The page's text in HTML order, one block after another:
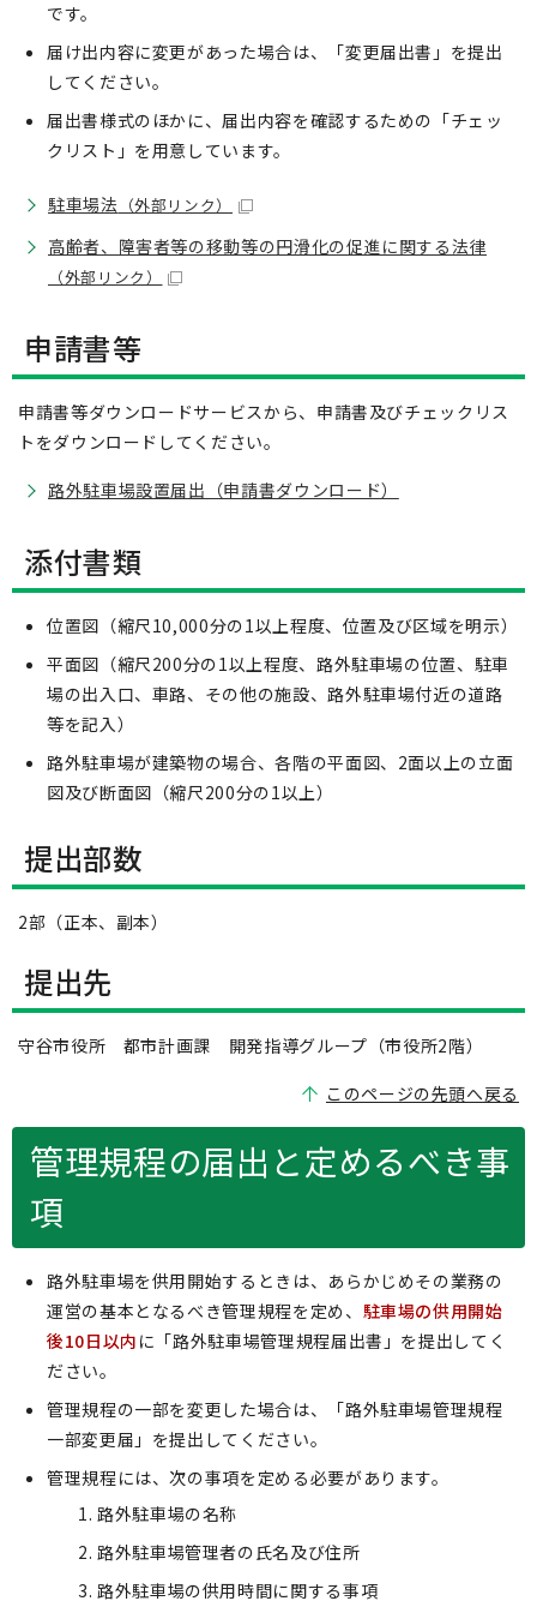
です。
届け出内容に変更があった場合は、「変更届出書」を提出
してください。
届出書様式のほかに、届出内容を確認するための「チェッ
クリスト」を用意しています。
駐車場法 （外部リンク）
高齢者、障害者等の移動等の円滑化の促進に関する法律
（外部リンク）
申請書等
申請書等ダウンロードサービスから、申請書及びチェックリス
トをダウンロードしてください。
路外駐車場設置届出（申請書ダウンロード）
添付書類
位置図（縮尺10,000分の1以上程度、位置及び区域を明示）
平面図（縮尺200分の1以上程度、路外駐車場の位置、駐車
場の出入口、車路、その他の施設、路外駐車場付近の道路
等を記入）
路外駐車場が建築物の場合、各階の平面図、2面以上の立面
図及び断面図（縮尺200分の1以上）
提出部数
2部（正本、副本）
提出先
守谷市役所 都市計画課 開発指導グループ（市役所2階）
このページの先頭へ戻る
管理規程の届出と定めるべき事
項
路外駐車場を供用開始するときは、あらかじめその業務の
運営の基本となるべき管理規程を定め、 駐車場の供用開始
後10日以内 に「路外駐車場管理規程届出書」を提出してく
ださい。
管理規程の一部を変更した場合は、「路外駐車場管理規程
一部変更届」を提出してください。
管理規程には、次の事項を定める必要があります。
路外駐車場の名称
路外駐車場管理者の氏名及び住所
路外駐車場の供用時間に関する事項